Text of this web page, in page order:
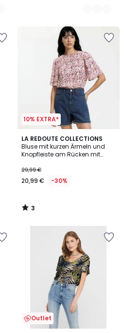
10% EXTRA*
LA REDOUTE COLLECTIONS
Bluse mit kurzen Ärmeln und
Knopfleiste am Rücken mit
29,99 €
20,99 € -30%
3
/
5
3
/
Outlet